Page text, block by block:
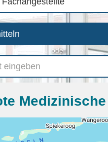
oder